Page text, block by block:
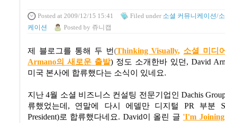
Posted at 2009/12/15 15:41 Filed under 소셜 커뮤니케이션/
케이션
Posted by 쥬니캡
제 블로그를 통해 두 번(Thinking Visually, 소셜 미디
Armano의 새로운 출발) 정도 소개한바 있던, David
미국 본사에 합류했다는 소식이 있네요.
지난 4월 소셜 비즈니스 컨설팅 전문기업인 Dachis
류했었는데 , 연말에 다시 에델만 디지털 PR 부분
President)로 합류했다네요. David이 올린 글 'I'm